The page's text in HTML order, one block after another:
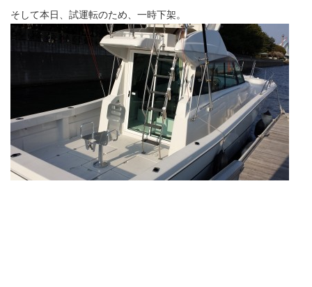
そして本日、試運転のため、一時下架。